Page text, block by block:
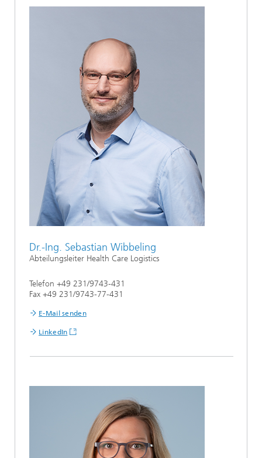
Dr.-Ing. Sebastian Wibbeling
Abteilungsleiter Health Care Logistics
Telefon +49 231/9743-431
Fax +49 231/9743-77-431
E-Mail senden
LinkedIn